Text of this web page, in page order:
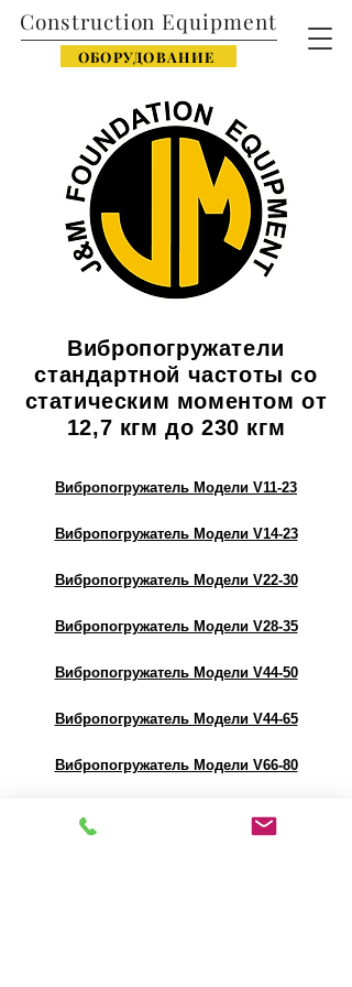
Construction Equipment
ОБОРУДОВАНИЕ
Вибропогружатели
стандартной частоты со
статическим моментом от
12,7 кгм до 230 кгм
Вибропогружатель Модели V11-23
Вибропогружатель Модели V14-23
Вибропогружатель Модели V22-30
Вибропогружатель Модели V28-35
Вибропогружатель Модели V44-50
Вибропогружатель Модели V44-65
Вибропогружатель Модели V66-80